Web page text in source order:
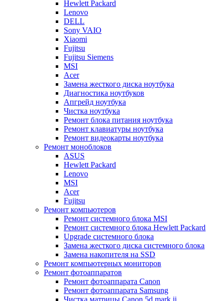
Hewlett Packard
Lenovo
DELL
Sony VAIO
Xiaomi
Fujitsu
Fujitsu Siemens
MSI
Acer
Замена жесткого диска ноутбука
Диагностика ноутбуков
Апгрейд ноутбука
Чистка ноутбука
Ремонт блока питания ноутбука
Ремонт клавиатуры ноутбука
Ремонт видеокарты ноутбука
Ремонт моноблоков
ASUS
Hewlett Packard
Lenovo
MSI
Acer
Fujitsu
Ремонт компьютеров
Ремонт системного блока MSI
Ремонт системного блока Hewlett Packard
Upgrade системного блока
Замена жесткого диска системного блока
Замена накопителя на SSD
Ремонт компьютерных мониторов
Ремонт фотоаппаратов
Ремонт фотоаппарата Canon
Ремонт фотоаппарата Samsung
Чистка матрицы Canon 5d mark ii